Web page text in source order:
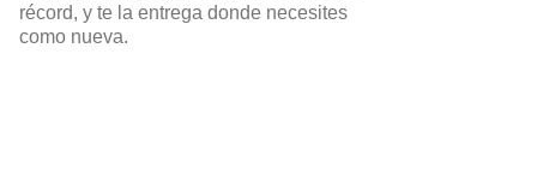
récord, y te la entrega donde necesites
como nueva.